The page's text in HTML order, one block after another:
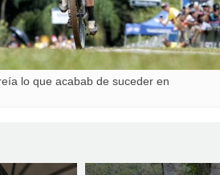
lo que acabab de suceder en